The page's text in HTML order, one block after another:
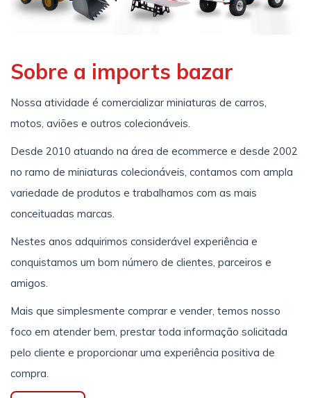
Sobre a imports bazar
Nossa atividade é comercializar miniaturas de carros,
motos, aviões e outros colecionáveis.
Desde 2010 atuando na área de ecommerce e desde 2002
no ramo de miniaturas colecionáveis, contamos com ampla
variedade de produtos e trabalhamos com as mais
conceituadas marcas.
Nestes anos adquirimos considerável experiência e
conquistamos um bom número de clientes, parceiros e
amigos.
Mais que simplesmente comprar e vender, temos nosso
foco em atender bem, prestar toda informação solicitada
pelo cliente e proporcionar uma experiência positiva de
compra.